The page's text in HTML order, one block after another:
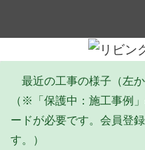
最近の工事の様子（左か
（※「保護中：施工事例
ードが必要です。会員登
す。）